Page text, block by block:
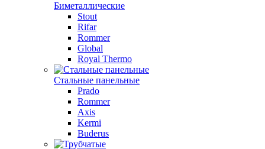
Биметаллические
Stout
Rifar
Rommer
Global
Royal Thermo
Стальные панельные
Prado
Rommer
Axis
Kermi
Buderus